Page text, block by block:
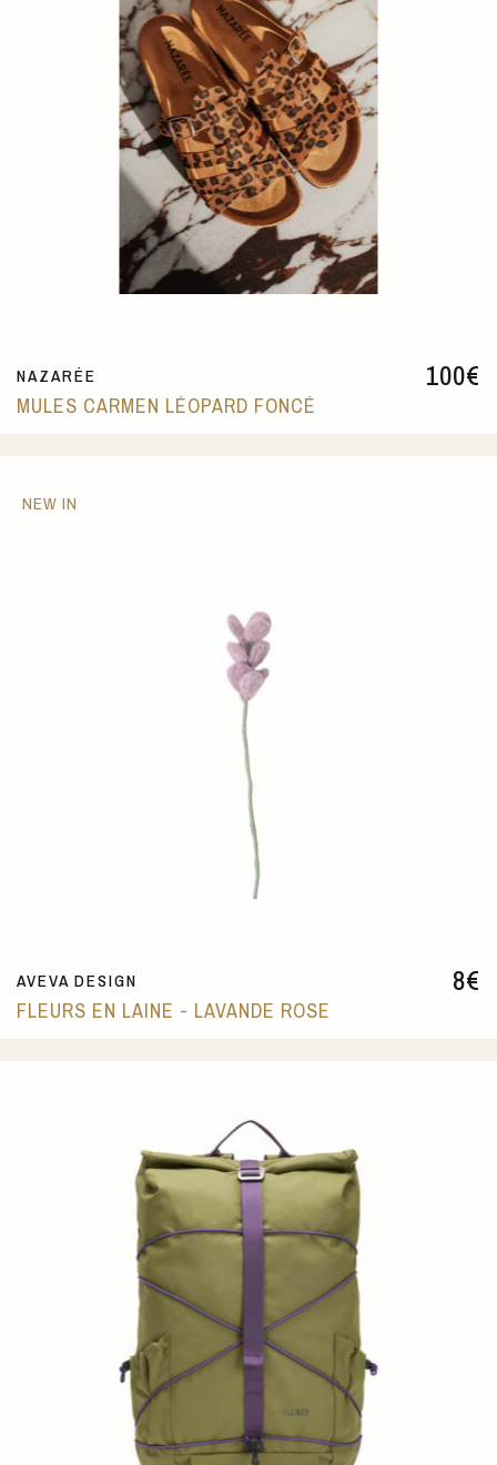
100€
NAZARÉE
MULES CARMEN LÉOPARD FONCÉ
8€
AVEVA DESIGN
FLEURS EN LAINE - LAVANDE ROSE
NEW IN